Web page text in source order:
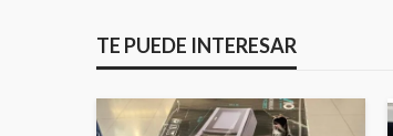
TE PUEDE INTERESAR